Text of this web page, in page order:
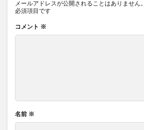
メールアドレスが公開されることはありません。
必須項目です
コメント ※
名前 ※